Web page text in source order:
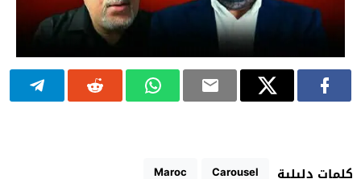
كلمات دليلية Carousel
Maroc